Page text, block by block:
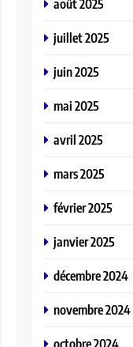
août 2025
juillet 2025
juin 2025
mai 2025
avril 2025
mars 2025
février 2025
janvier 2025
décembre 2024
novembre 2024
octobre 2024